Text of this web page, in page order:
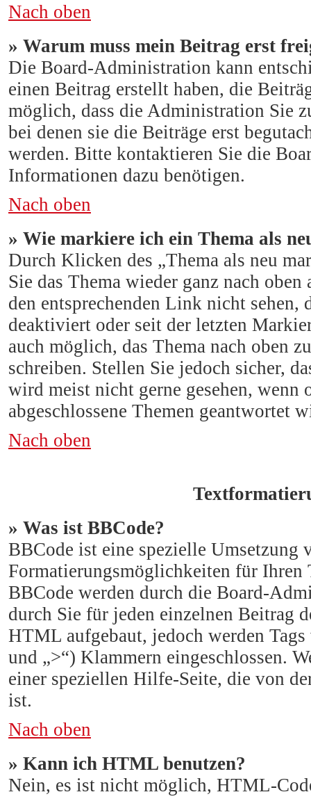
Nach oben
» Warum muss mein Beitrag erst
Die Board-Administration kann
einen Beitrag erstellt haben, die
möglich, dass die Administration Sie
bei denen sie die Beiträge erst
werden. Bitte kontaktieren Sie die
Informationen dazu benötigen.
Nach oben
» Wie markiere ich ein Thema als
Durch Klicken des „Thema als neu
Sie das Thema wieder ganz nach
den entsprechenden Link nicht
deaktiviert oder seit der letzten
auch möglich, das Thema nach oben
schreiben. Stellen Sie jedoch sicher,
wird meist nicht gerne gesehen,
abgeschlossene Themen geantwortet
Nach oben
» Was ist BBCode?
BBCode ist eine spezielle
Formatierungsmöglichkeiten für
BBCode werden durch die Board-
durch Sie für jeden einzelnen Beitrag
HTML aufgebaut, jedoch werden
und „>“) Klammern eingeschlossen.
einer speziellen Hilfe-Seite, die von
ist.
Nach oben
» Kann ich HTML benutzen?
Nein, es ist nicht möglich, HTML-